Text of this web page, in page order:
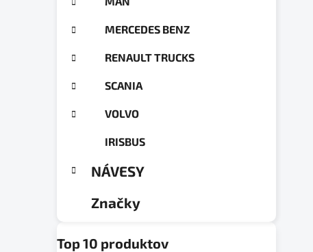
MERCEDES BENZ
RENAULT TRUCKS
SCANIA
VOLVO
IRISBUS
NÁVESY
Značky
Top 10 produktov